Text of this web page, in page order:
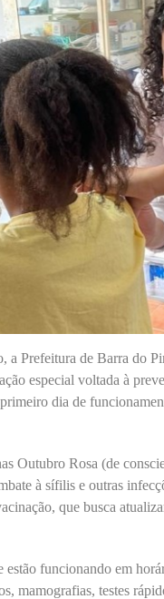
a Prefeitura de Barra do
especial voltada à
dia de
Outubro Rosa (de
à sífilis e outras
que busca
funcionando em
mamografias, testes